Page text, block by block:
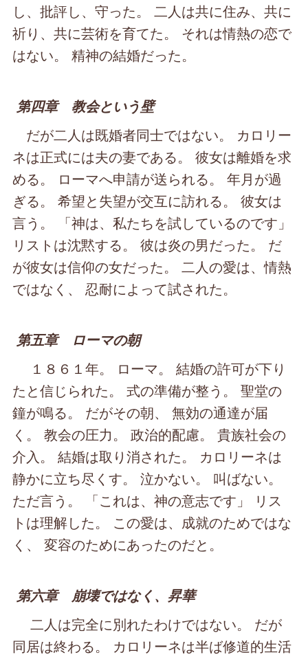
し、批評し、守った。 二人は共に住み、共に
祈り、共に芸術を育てた。 それは情熱の恋で
はない。 精神の結婚だった。
第四章 教会という壁
だが二人は既婚者同士ではない。 カロリー
ネは正式には夫の妻である。 彼女は離婚を求
める。 ローマへ申請が送られる。 年月が過
ぎる。 希望と失望が交互に訪れる。 彼女は
言う。 「神は、私たちを試しているのです」
リストは沈黙する。 彼は炎の男だった。 だ
が彼女は信仰の女だった。 二人の愛は、情熱
ではなく、 忍耐によって試された。
第五章 ローマの朝
１８６１年。 ローマ。 結婚の許可が下り
たと信じられた。 式の準備が整う。 聖堂の
鐘が鳴る。 だがその朝、 無効の通達が届
く。 教会の圧力。 政治的配慮。 貴族社会の
介入。 結婚は取り消された。 カロリーネは
静かに立ち尽くす。 泣かない。 叫ばない。
ただ言う。 「これは、神の意志です」 リス
トは理解した。 この愛は、成就のためではな
く、 変容のためにあったのだと。
第六章 崩壊ではなく、昇華
二人は完全に別れたわけではない。 だが
同居は終わる。 カロリーネは半ば修道的生活